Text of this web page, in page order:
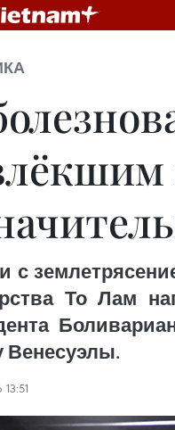
с
То Лам
Венесуэлы.